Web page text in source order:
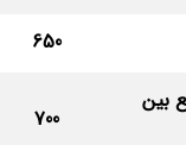
650
بین
700